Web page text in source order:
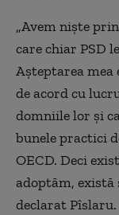
„Avem niște
care chiar PSD
Așteptarea mea
de acord cu
domniile lor și
bunele practici
OECD. Deci
adoptăm, există
declarat Pîslaru.